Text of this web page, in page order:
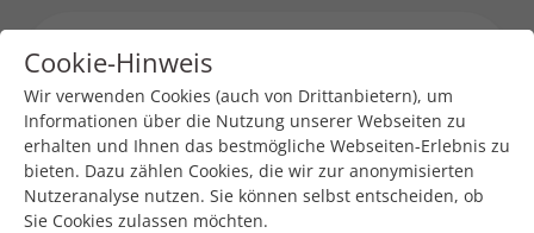
Cookie-Hinweis
Wir verwenden Cookies (auch von Drittanbietern), um
Informationen über die Nutzung unserer Webseiten zu
erhalten und Ihnen das bestmögliche Webseiten-Erlebnis zu
bieten. Dazu zählen Cookies, die wir zur anonymisierten
Nutzeranalyse nutzen. Sie können selbst entscheiden, ob
Sie Cookies zulassen möchten.